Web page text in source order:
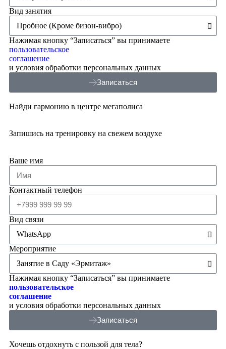
Вид занятия
Нажимая кнопку “Записаться” вы принимаете
пользовательское
соглашение
и условия обработки персональных данных
Записаться
Найди гармонию в центре мегаполиса
Запишись на тренировку на свежем воздухе
Ваше имя
Контактный телефон
Вид связи
Мероприятие
Нажимая кнопку “Записаться” вы принимаете
пользовательское
соглашение
и условия обработки персональных данных
Записаться
Хочешь отдохнуть с пользой для тела?